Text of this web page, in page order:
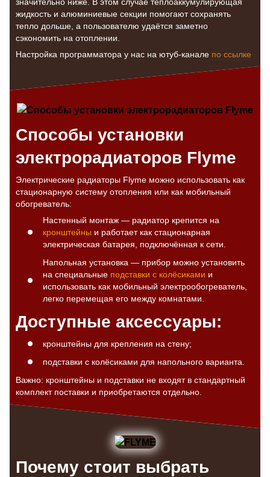
жидкость и алюминиевые секции помогают сохранять
тепло дольше, а пользователю удаётся заметно
сэкономить на отоплении.
Настройка программатора у нас на ютуб-канале по ссылке
Способы установки
электрорадиаторов Flyme
Электрические радиаторы Flyme можно использовать как
стационарную систему отопления или как мобильный
обогреватель:
Настенный монтаж — радиатор крепится на
кронштейны и работает как стационарная
электрическая батарея, подключённая к сети.
Напольная установка — прибор можно установить
на специальные подставки с колёсиками и
использовать как мобильный электрообогреватель,
легко перемещая его между комнатами.
Доступные аксессуары:
кронштейны для крепления на стену;
подставки с колёсиками для напольного варианта.
Важно: кронштейны и подставки не входят в стандартный
комплект поставки и приобретаются отдельно.
Почему стоит выбрать